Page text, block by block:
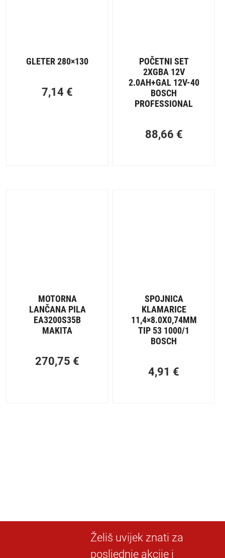
GLETER 280×130
7,14 €
POČETNI SET
2XGBA 12V
2.0AH+GAL 12V-40
BOSCH
PROFESSIONAL
88,66 €
MOTORNA
LANČANA PILA
EA3200S35B
MAKITA
270,75 €
SPOJNICA
KLAMARICE
11,4×8.0X0,74MM
TIP 53 1000/1
BOSCH
4,91 €
Želiš uvijek znati za
posljednje akcije i